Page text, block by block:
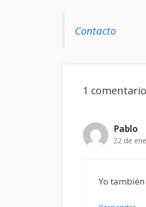
Contacto
1
Pablo
22 de
Yo también